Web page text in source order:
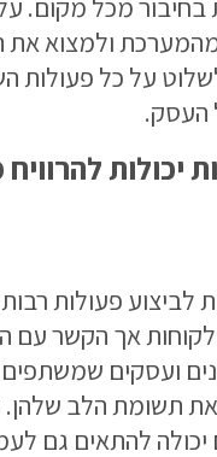
בחיבור מכל מקום.
מהמערכת ולמצוא
על כל פעולות
העסק.
יכולות
לביצוע פעולות
אך הקשר עם
ועסקים
את תשומת הלב